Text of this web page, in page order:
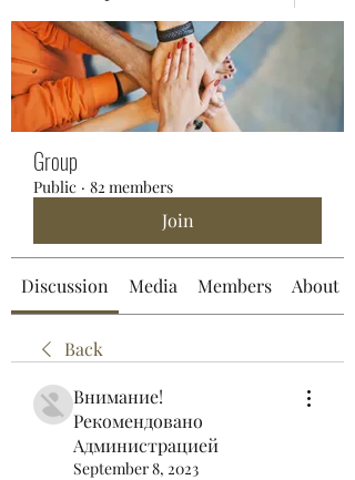
Group
Public · 82 members
Join
Discussion Media Members About
Back
Внимание!
Рекомендовано
Администрацией
September 8, 2023